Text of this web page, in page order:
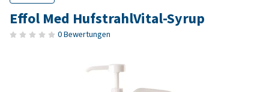
Effol Med HufstrahlVital-Syrup
0 Bewertungen